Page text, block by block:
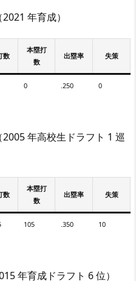
年育成）
数
本塁打
数
出塁率 失策
0 .250 0
年高校生ドラフト 1 巡
数
本塁打
数
出塁率 失策
105 .350 10
年育成ドラフト 6 位）